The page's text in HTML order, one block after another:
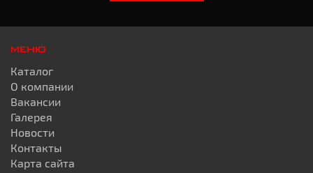
МЕНЮ
Каталог
О компании
Вакансии
Галерея
Новости
Контакты
Карта сайта